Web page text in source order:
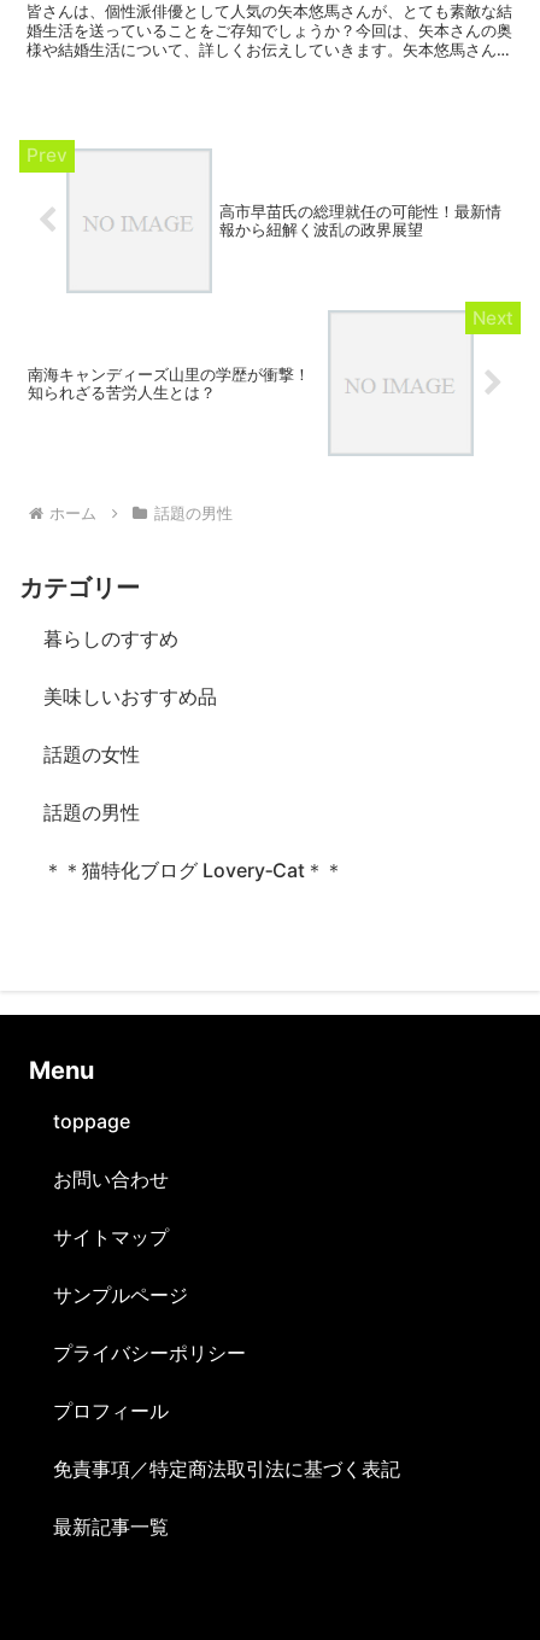
皆さんは、個性派俳優として人気の矢本悠馬さんが、とても素敵な結
婚生活を送っていることをご存知でしょうか？今回は、矢本さんの奥
様や結婚生活について、詳しくお伝えしていきます。矢本悠馬さんの
高市早苗氏の総理就任の可能性！最新情
報から紐解く波乱の政界展望
南海キャンディーズ山里の学歴が衝撃！
知られざる苦労人生とは？
ホーム 話題の男性
カテゴリー
暮らしのすすめ
美味しいおすすめ品
話題の女性
話題の男性
＊＊猫特化ブログ Lovery‐Cat＊＊
Ⅿenu
toppage
お問い合わせ
サイトマップ
サンプルページ
プライバシーポリシー
プロフィール
免責事項／特定商法取引法に基づく表記
最新記事一覧